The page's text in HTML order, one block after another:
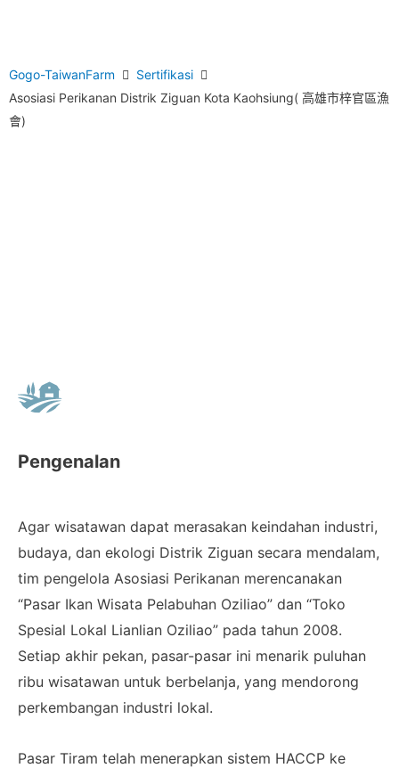
Gogo-TaiwanFarm
Sertifikasi
Asosiasi Perikanan Distrik Ziguan Kota Kaohsiung( 高雄市梓官區漁
會)
Pengenalan
Agar wisatawan dapat merasakan keindahan industri,
budaya, dan ekologi Distrik Ziguan secara mendalam,
tim pengelola Asosiasi Perikanan merencanakan
“Pasar Ikan Wisata Pelabuhan Oziliao” dan “Toko
Spesial Lokal Lianlian Oziliao” pada tahun 2008.
Setiap akhir pekan, pasar-pasar ini menarik puluhan
ribu wisatawan untuk berbelanja, yang mendorong
perkembangan industri lokal.
Pasar Tiram telah menerapkan sistem HACCP ke